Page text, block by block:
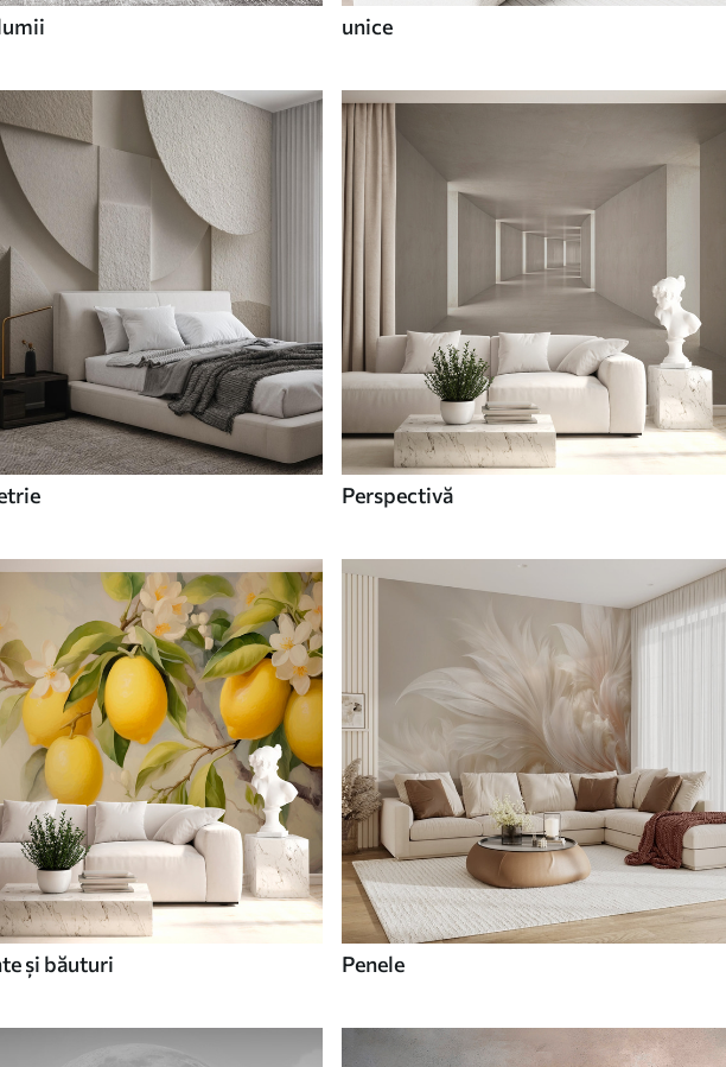
unice
Perspectivă
și băuturi Penele